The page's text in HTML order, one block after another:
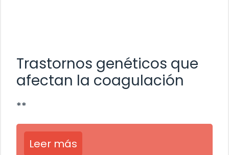
Trastornos genéticos que
afectan la coagulación
**
Leer más